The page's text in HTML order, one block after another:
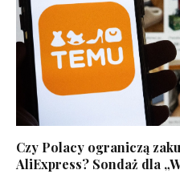
Czy Polacy ograniczą
AliExpress? Sondaż dla